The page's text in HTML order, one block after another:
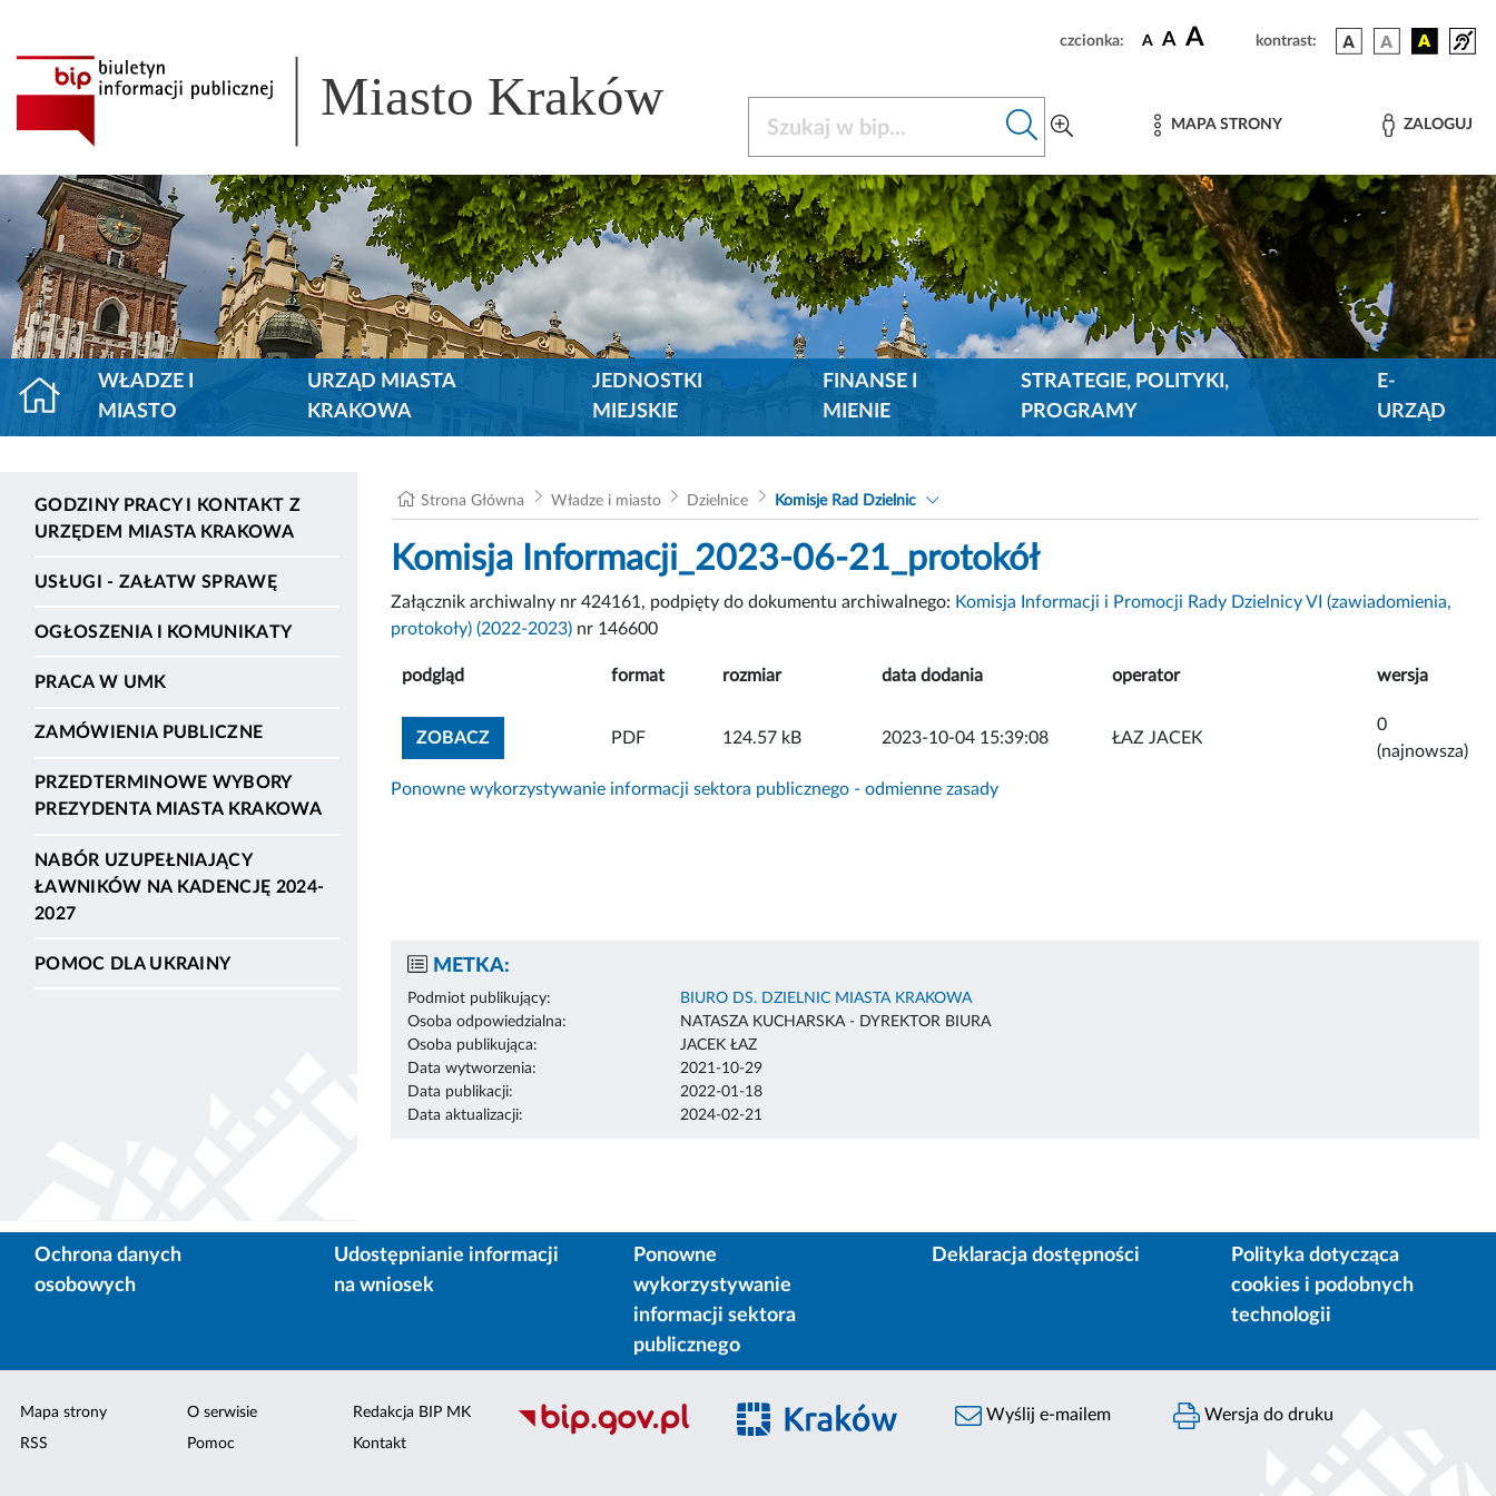
czcionka: A A A kontrast:
Miasto Kraków MAPA STRONY ZALOGUJ
WŁADZE I
MIASTO
URZĄD MIASTA
KRAKOWA
JEDNOSTKI
MIEJSKIE
FINANSE I
MIENIE
STRATEGIE, POLITYKI,
PROGRAMY
E-
URZĄD
GODZINY PRACY I KONTAKT Z
URZĘDEM MIASTA KRAKOWA
USŁUGI - ZAŁATW SPRAWĘ
OGŁOSZENIA I KOMUNIKATY
PRACA W UMK
ZAMÓWIENIA PUBLICZNE
PRZEDTERMINOWE WYBORY
PREZYDENTA MIASTA KRAKOWA
NABÓR UZUPEŁNIAJĄCY
ŁAWNIKÓW NA KADENCJĘ 2024-
2027
POMOC DLA UKRAINY
Strona Główna Władze i miasto Dzielnice Komisje Rad Dzielnic
Komisja Informacji_2023-06-21_protokół
Załącznik archiwalny nr 424161, podpięty do dokumentu archiwalnego: Komisja Informacji i Promocji Rady Dzielnicy VI (zawiadomienia,
protokoły) (2022-2023) nr 146600
podgląd format rozmiar data dodania operator wersja
ZOBACZZOBACZ ZAŁĄCZNIK
PDF 124.57 kB 2023-10-04 15:39:08 ŁAZ JACEK
0
(najnowsza)
Ponowne wykorzystywanie informacji sektora publicznego - odmienne zasady
METKA:
Podmiot publikujący:
BIURO DS. DZIELNIC MIASTA KRAKOWA
Osoba odpowiedzialna:
NATASZA KUCHARSKA - DYREKTOR BIURA
Osoba publikująca:
JACEK ŁAZ
Data wytworzenia:
2021-10-29
Data publikacji:
2022-01-18
Data aktualizacji:
2024-02-21
Ochrona danych
osobowych
Udostępnianie informacji
na wniosek
Ponowne
wykorzystywanie
informacji sektora
publicznego
Deklaracja dostępności
Polityka dotycząca
cookies i podobnych
technologii
Mapa strony
RSS
O serwisie
Pomoc
Redakcja BIP MK
Kontakt
Wyślij e-mailem Wersja do druku